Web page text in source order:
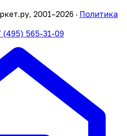
2001–2026 · Политика
(495) 565-31-09